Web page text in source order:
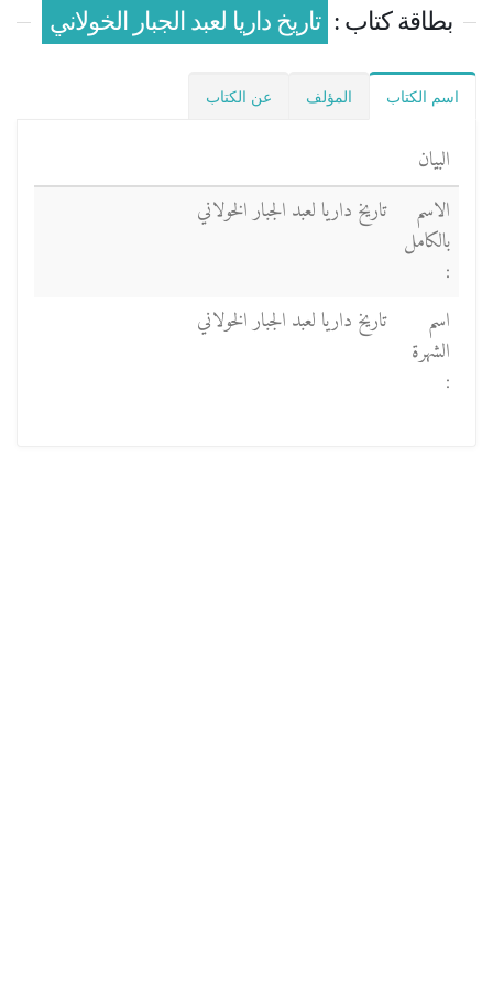
بطاقة كتاب : تاريخ داريا لعبد الجبار الخولاني
اسم الكتاب المؤلف عن الكتاب
البيان
الاسم
بالكامل
:
تاريخ داريا لعبد الجبار الخولاني
اسم
الشهرة
:
تاريخ داريا لعبد الجبار الخولاني